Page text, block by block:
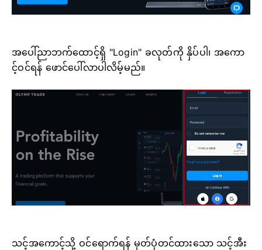
အပေါ်ညာဘက်ထောင့်ရှိ "Login" ခလုတ်ကို နှိပ်ပါ၊ အကော
င့်ဝင်ရန် ဖောင်ပေါ်လာပါလိမ့်မည်။
သင့်အကောင့်သို့ ဝင်ရောက်ရန် မှတ်ပုံတင်ထားသော သင့်အီး